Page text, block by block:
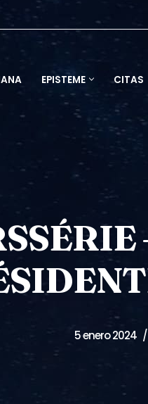
EPISTEME CITAS
5 enero 2024